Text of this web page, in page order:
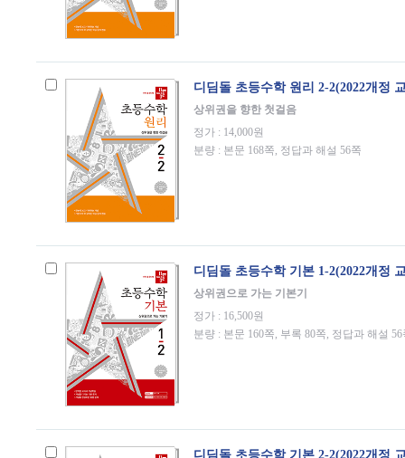
디딤돌 초등수학 원리 2-2(2022개정
상위권을 향한 첫걸음
정가 : 14,000원
분량 : 본문 168쪽, 정답과 해설 56쪽
디딤돌 초등수학 기본 1-2(2022개정
상위권으로 가는 기본기
정가 : 16,500원
분량 : 본문 160쪽, 부록 80쪽, 정답과 해설 56
디딤돌 초등수학 기본 2-2(2022개정